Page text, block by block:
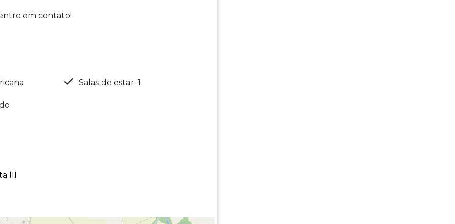
em contato!
Salas de estar:1
III